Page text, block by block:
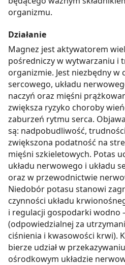
organizmu.
Działanie
Magnez jest aktywatorem
pośredniczy w wytwarzaniu i
organizmie. Jest niezbędny w
sercowego, układu
naczyń oraz mięśni
zwiększa ryzyko choroby
zaburzeń rytmu serca.
są: nadpobudliwość,
zwiększona podatność na
mięśni szkieletowych. Potas
układu nerwowego i układu
oraz w przewodnictwie
Niedobór potasu stanowi
czynności układu
i regulacji gospodarki wodno
(odpowiedzialnej za
ciśnienia i kwasowości krwi).
bierze udział w
ośrodkowym układzie